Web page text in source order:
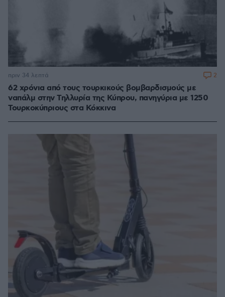
62 χρόνια από τους τουρκικούς βομβαρδισμούς με
ναπάλμ στην Τηλλυρία της Κύπρου, πανηγύρια με 1250
Τουρκοκύπριους στα Κόκκινα
πριν 34 λεπτά 2